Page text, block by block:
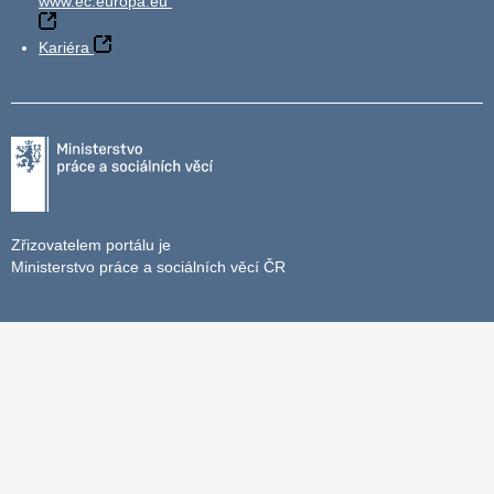
Kariéra
Zřizovatelem portálu je
Ministerstvo práce a sociálních věcí ČR